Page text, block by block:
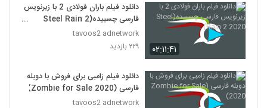
۰۲:۱۱:۴۱
دانلود فیلم باران فولادی 2 با زیرنویس
فارسی چسبیده(Steel Rain 2
2020)
tavoos2 adnetwork
۲۲۹ بازدید
دانلود فیلم زامبی برای فروش با دوبله
فارسی (Zombie for Sale 2020)
tavoos2 adnetwork